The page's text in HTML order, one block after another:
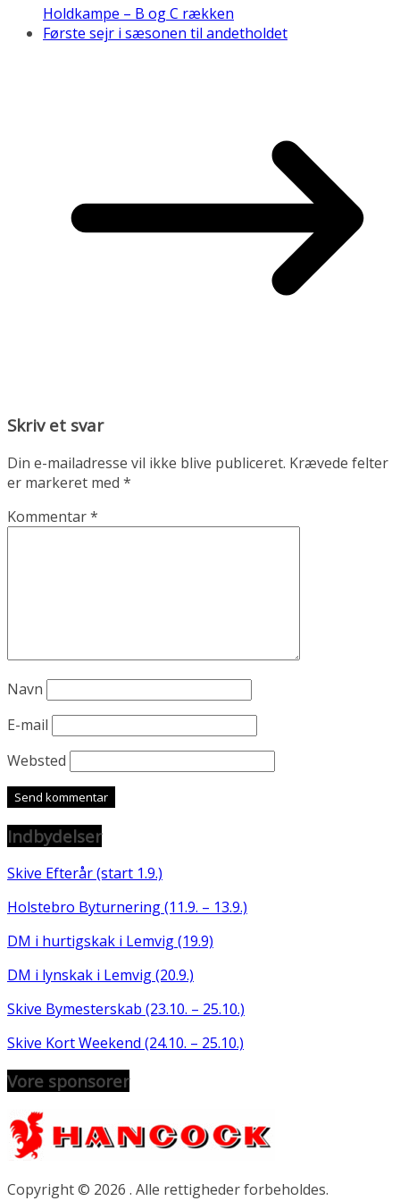
Holdkampe – B og C rækken
Første sejr i sæsonen til andetholdet
Skriv et svar
Din e-mailadresse vil ikke blive publiceret. Krævede felter
er markeret med *
Kommentar*
Navn
E-mail
Websted
Indbydelser
Skive Efterår (start 1.9.)
Holstebro Byturnering (11.9. – 13.9.)
DM i hurtigskak i Lemvig (19.9)
DM i lynskak i Lemvig (20.9.)
Skive Bymesterskab (23.10. – 25.10.)
Skive Kort Weekend (24.10. – 25.10.)
Vore sponsorer
Copyright © 2026 . Alle rettigheder forbeholdes.